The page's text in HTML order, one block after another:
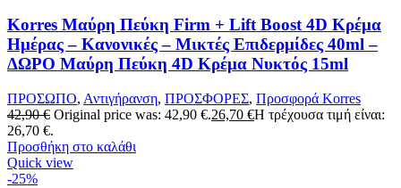
Korres Μαύρη Πεύκη Firm + Lift Boost 4D Κρέμα
Ημέρας – Κανονικές – Μικτές Επιδερμίδες 40ml –
ΔΩΡΟ Μαύρη Πεύκη 4D Κρέμα Νυκτός 15ml
ΠΡΟΣΩΠΟ, Αντιγήρανση, ΠΡΟΣΦΟΡΕΣ, Προσφορά Korres
42,90€ Original price was: 42,90 €.26,70 €Η τρέχουσα τιμή είναι:
26,70 €.
Προσθήκη στο καλάθι
Quick view
-25%